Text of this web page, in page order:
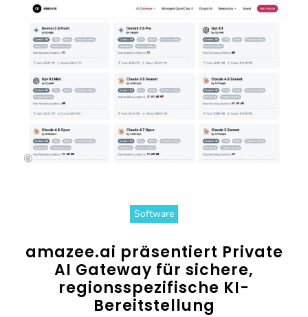
Software
amazee.ai präsentiert Private
AI Gateway für sichere,
regionsspezifische KI-
Bereitstellung